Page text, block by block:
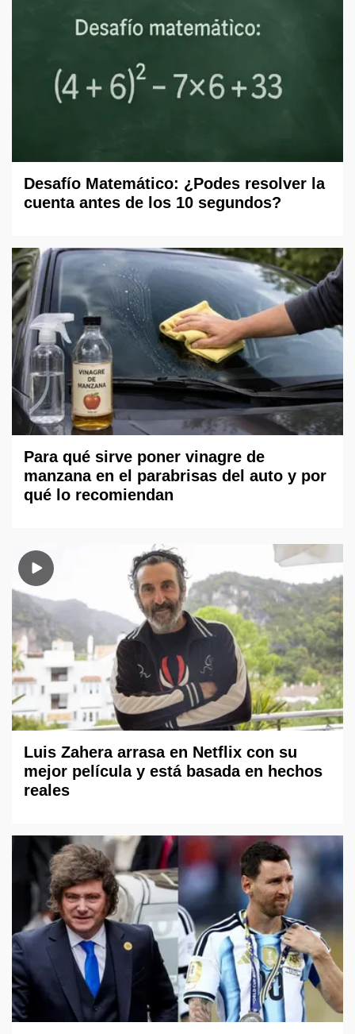
Desafío Matemático: ¿Podes resolver la
cuenta antes de los 10 segundos?
Para qué sirve poner vinagre de
manzana en el parabrisas del auto y por
qué lo recomiendan
Luis Zahera arrasa en Netflix con su
mejor película y está basada en hechos
reales